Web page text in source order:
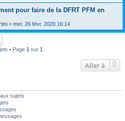
e
pour faire de la DFRT PFM en
« mer. 26 févr. 2020 16:14
• Page 1 sur 1
Aller à
sujets